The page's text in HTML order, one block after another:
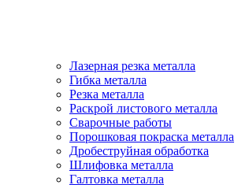
Лазерная резка металла
Гибка металла
Резка металла
Раскрой листового металла
Сварочные работы
Порошковая покраска металла
Дробеструйная обработка
Шлифовка металла
Галтовка металла